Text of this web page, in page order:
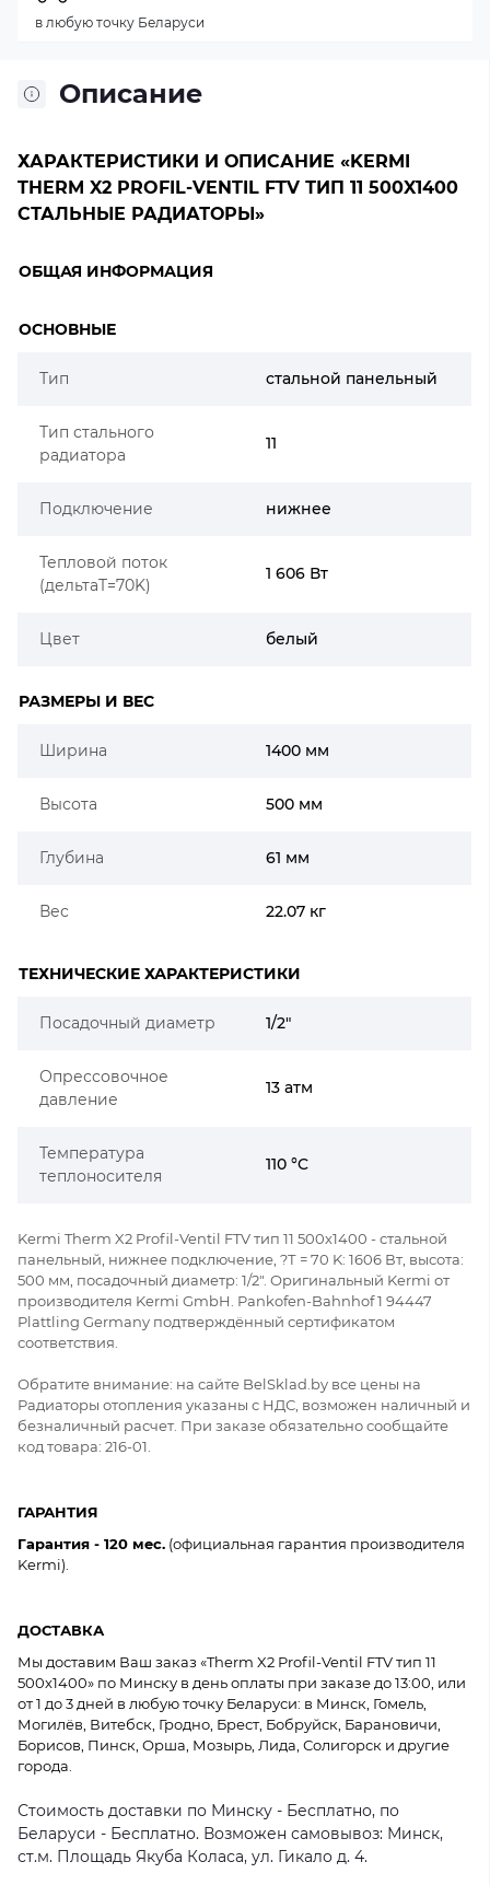
Описание
ХАРАКТЕРИСТИКИ И ОПИСАНИЕ «KERMI
THERM X2 PROFIL-VENTIL FTV ТИП 11 500X1400
СТАЛЬНЫЕ РАДИАТОРЫ»
ОБЩАЯ ИНФОРМАЦИЯ
ОСНОВНЫЕ
Тип стальной панельный
Тип стального
радиатора
11
Подключение нижнее
Тепловой поток
(дельтаT=70K)
1 606 Вт
Цвет белый
РАЗМЕРЫ И ВЕС
Ширина 1400 мм
Высота 500 мм
Глубина 61 мм
Вес 22.07 кг
ТЕХНИЧЕСКИЕ ХАРАКТЕРИСТИКИ
Посадочный диаметр 1/2"
Опрессовочное
давление
13 атм
Температура
теплоносителя
110 °C
Kermi Therm X2 Profil-Ventil FTV тип 11 500x1400 - стальной
панельный, нижнее подключение, ?Т = 70 K: 1606 Вт, высота:
500 мм, посадочный диаметр: 1/2". Оригинальный Kermi от
производителя Kermi GmbH. Pankofen-Bahnhof 1 94447
Plattling Germany подтверждённый сертификатом
соответствия.
Обратите внимание: на сайте BelSklad.by все цены на
Радиаторы отопления указаны с НДС, возможен наличный и
безналичный расчет. При заказе обязательно сообщайте
код товара: 216-01.
ГАРАНТИЯ
Гарантия - 120 мес. (официальная гарантия производителя
Kermi).
ДОСТАВКА
Мы доставим Ваш заказ «Therm X2 Profil-Ventil FTV тип 11
500x1400» по Минску в день оплаты при заказе до 13:00, или
от 1 до 3 дней в любую точку Беларуси: в Минск, Гомель,
Могилёв, Витебск, Гродно, Брест, Бобруйск, Барановичи,
Борисов, Пинск, Орша, Мозырь, Лида, Солигорск и другие
города.
Стоимость доставки по Минску - Бесплатно, по
Беларуси - Бесплатно. Возможен самовывоз: Минск,
ст.м. Площадь Якуба Коласа, ул. Гикало д. 4.
в любую точку Беларуси